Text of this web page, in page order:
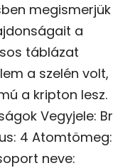
megismerjük
a
táblázat
a szelén volt,
a kripton lesz.
Vegyjele: Br
4 Atomtömeg:
neve: